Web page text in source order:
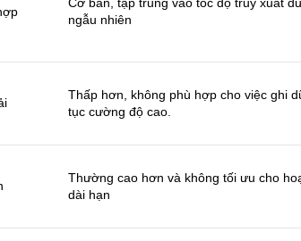
ngẫu nhiên
Thấp hơn, không phù hợp cho việc ghi
tục cường độ cao.
Thường cao hơn và không tối ưu cho
dài hạn